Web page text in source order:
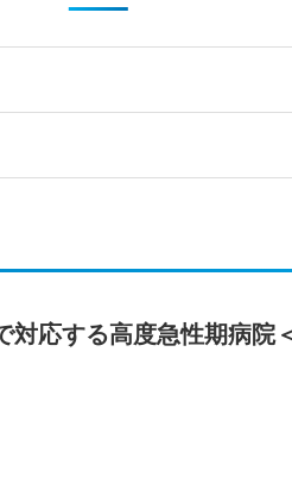
対応する高度急性期病院